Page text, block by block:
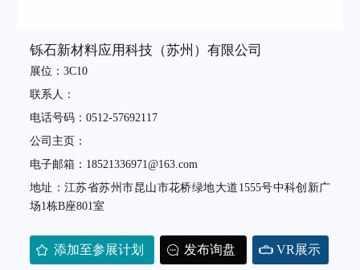
铄石新材料应用科技（苏州）有限公司
展位：3C10
联系人：
电话号码：0512-57692117
公司主页：
电子邮箱：18521336971@163.com
地址：江苏省苏州市昆山市花桥绿地大道1555号中科创新广
场1栋B座801室
添加至参展计划 发布询盘 VR展示